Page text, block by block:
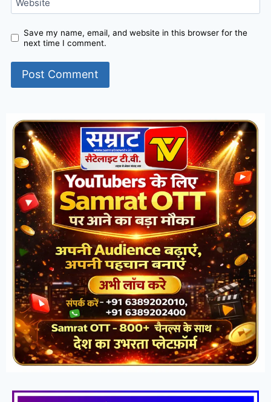
Website
Save my name, email, and website in this browser for the
next time I comment.